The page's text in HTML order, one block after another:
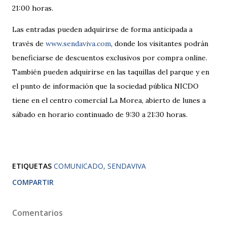
21:00 horas.
Las entradas pueden adquirirse de forma anticipada a
través de www.sendaviva.com, donde los visitantes podrán
beneficiarse de descuentos exclusivos por compra online.
También pueden adquirirse en las taquillas del parque y en
el punto de información que la sociedad pública NICDO
tiene en el centro comercial La Morea, abierto de lunes a
sábado en horario continuado de 9:30 a 21:30 horas.
ETIQUETAS COMUNICADO SENDAVIVA
COMPARTIR
Comentarios